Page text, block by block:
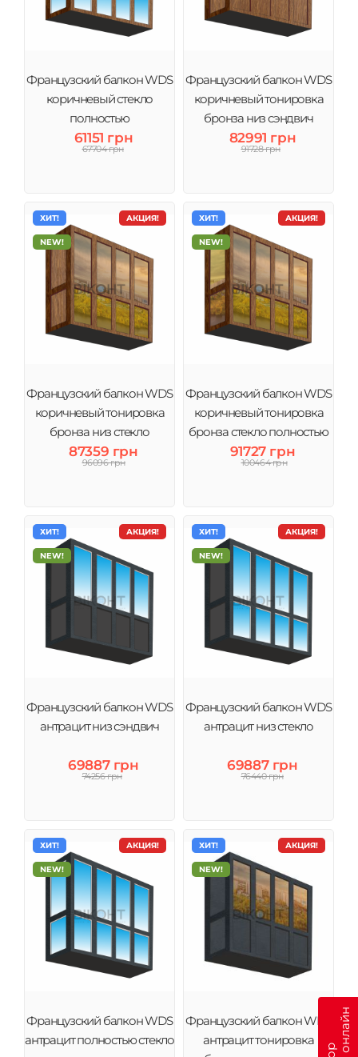
Французский балкон WDS
коричневый стекло
полностью
61151 грн
67704 грн
Французский балкон WDS
коричневый тонировка
бронза низ сэндвич
82991 грн
91728 грн
АКЦИЯ!
ХИТ!
NEW!
Французский балкон WDS
коричневый тонировка
бронза низ стекло
87359 грн
96096 грн
АКЦИЯ!
ХИТ!
NEW!
Французский балкон WDS
коричневый тонировка
бронза стекло полностью
91727 грн
100464 грн
АКЦИЯ!
ХИТ!
NEW!
Французский балкон WDS
антрацит низ сэндвич
69887 грн
74256 грн
АКЦИЯ!
ХИТ!
NEW!
Французский балкон WDS
антрацит низ стекло
69887 грн
76440 грн
АКЦИЯ!
ХИТ!
NEW!
Французский балкон WDS
антрацит полностью стекло
АКЦИЯ!
ХИТ!
NEW!
Французский балкон WDS
антрацит тонировка